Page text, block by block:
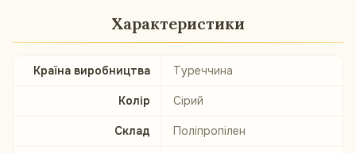
Характеристики
Країна виробництва Туреччина
Колір Сірий
Склад Поліпропілен